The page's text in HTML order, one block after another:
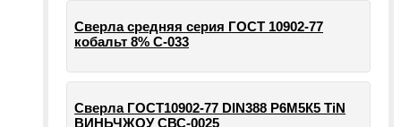
Сверла средняя серия ГОСТ 10902-77
кобальт 8% С-033
Сверла ГОСТ10902-77 DIN388 Р6М5К5 TiN
ВИНЬЧЖОУ СВС-0025